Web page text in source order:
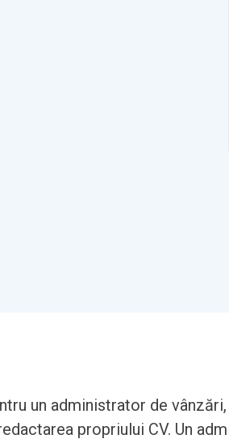
un administrator de
propriului CV. Un